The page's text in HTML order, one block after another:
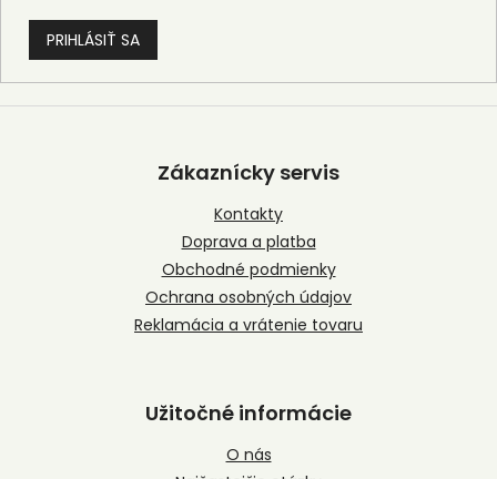
PRIHLÁSIŤ SA
Z
Zákaznícky servis
Kontakty
Doprava a platba
Obchodné podmienky
Ochrana osobných údajov
Reklamácia a vrátenie tovaru
Užitočné informácie
O nás